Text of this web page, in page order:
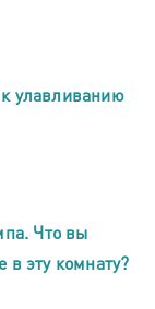
улавливанию
Что вы
эту комнату?